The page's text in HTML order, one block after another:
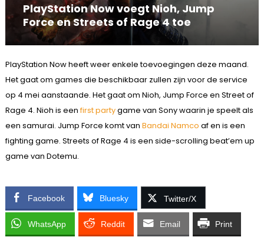
PlayStation Now voegt Nioh, Jump
Force en Streets of Rage 4 toe
PlayStation Now heeft weer enkele toevoegingen deze maand.
Het gaat om games die beschikbaar zullen zijn voor de service
op 4 mei aanstaande. Het gaat om Nioh, Jump Force en Street of
Rage 4. Nioh is eenfirst partygame van Sony waarin je speelt als
een samurai. Jump Force komt van Bandai Namco af en is een
fighting game. Streets of Rage 4 is een side-scrolling beat’em up
game van Dotemu.
Facebook Bluesky Twitter/X
WhatsApp Reddit Email Print